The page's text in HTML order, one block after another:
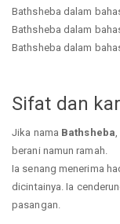
Bathsheba dalam
Bathsheba dalam
Bathsheba dalam
Sifat dan
Jika nama Bathsheba
berani namun ramah.
Ia senang menerima
dicintainya. Ia
pasangan.